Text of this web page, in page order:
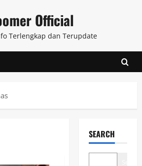
Official
Terlengkap dan Terupdate
SEARCH